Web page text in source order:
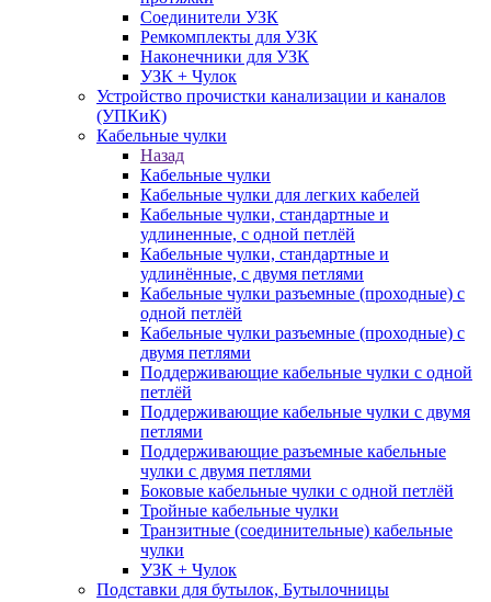
Соединители УЗК
Ремкомплекты для УЗК
Наконечники для УЗК
УЗК + Чулок
Устройство прочистки канализации и каналов
(УПКиК)
Кабельные чулки
Назад
Кабельные чулки
Кабельные чулки для легких кабелей
Кабельные чулки, стандартные и
удлиненные, с одной петлёй
Кабельные чулки, стандартные и
удлинённые, с двумя петлями
Кабельные чулки разъемные (проходные) с
одной петлёй
Кабельные чулки разъемные (проходные) с
двумя петлями
Поддерживающие кабельные чулки с одной
петлёй
Поддерживающие кабельные чулки с двумя
петлями
Поддерживающие разъемные кабельные
чулки с двумя петлями
Боковые кабельные чулки с одной петлёй
Тройные кабельные чулки
Транзитные (соединительные) кабельные
чулки
УЗК + Чулок
Подставки для бутылок, Бутылочницы